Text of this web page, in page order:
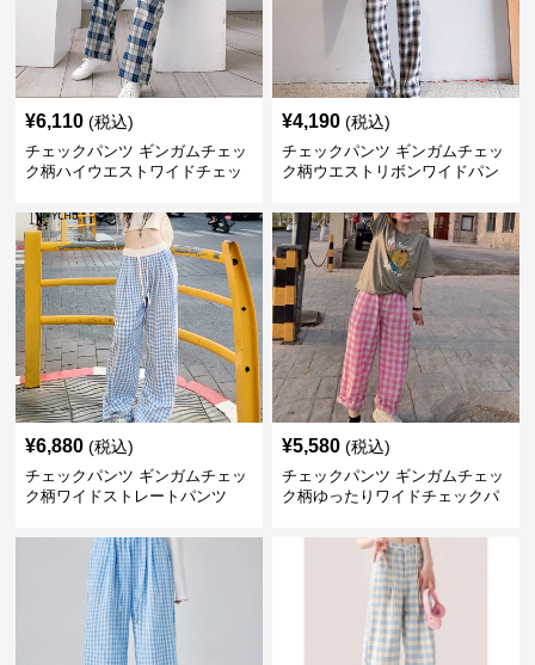
¥6,110 (税込)
チェックパンツ ギンガムチェッ
ク柄ハイウエストワイドチェッ
¥4,190 (税込)
チェックパンツ ギンガムチェッ
ク柄ウエストリボンワイドパン
¥6,880 (税込)
チェックパンツ ギンガムチェッ
ク柄ワイドストレートパンツ
¥5,580 (税込)
チェックパンツ ギンガムチェッ
ク柄ゆったりワイドチェックパ